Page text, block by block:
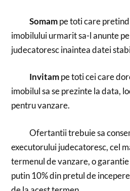
Somampe toti care
imobilului urmarit sa-l anunte
judecatoresc inaintea datei
Invitampe toti cei care
imobilul sa se prezinte la data,
pentru vanzare.
Ofertantii trebuie sa
executorului judecatoresc, cel
termenul de vanzare, o
putin 10% din pretul de